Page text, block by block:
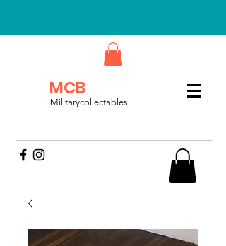
MCB
Militarycollectables